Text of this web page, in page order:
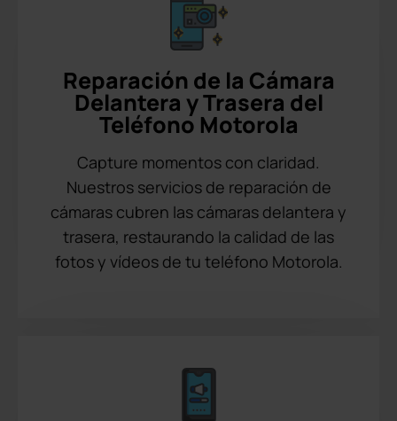
Reparación de la Cámara
Delantera y Trasera del
Teléfono Motorola
Capture momentos con claridad.
Nuestros servicios de reparación de
cámaras cubren las cámaras delantera y
trasera, restaurando la calidad de las
fotos y vídeos de tu teléfono Motorola.